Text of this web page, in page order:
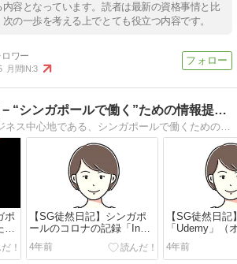
容となっています。読者は最新の資格事情と比
の一歩を考える上でとても役立つ内容です。
月間IN:3
ビジネス福袋 − “シンガポールで働く”ための情報提供ブログ
東南アジアのビジネス中心地である、シンガポールで働くための情報をご提供するブログです。海外赴任、海外転職、ビザ取得などの情報や、シンガポールでの生活、実際の職場についてのリアルな情報などもご提供します。
ポ
【SG徒然日記】シンガポ
ールのコロナの記録「In
This Together: Singapore's
Covid-19 Story」のご紹介
4年前
【SG徒然日記
「Udemy」（
習プラットフ
業を受けてみ
4年前